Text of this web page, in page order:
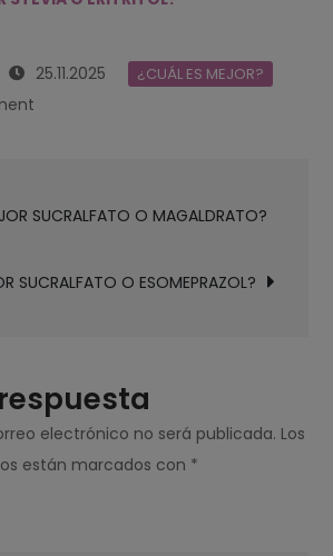
25.11.2025 ¿CUÁL ES MEJOR?
SUCRALOSA
ERITRITOL?
SUCRALFATO O MAGALDRATO?
SUCRALFATO O ESOMEPRAZOL?
electrónico no será publicada. Los
están marcados con *